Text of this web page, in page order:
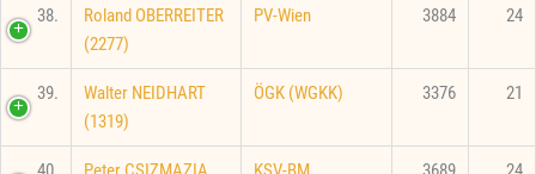
38.
Roland OBERREITER
(2277)
PV-Wien 3884 24
39.
Walter NEIDHART
(1319)
ÖGK (WGKK) 3376 21